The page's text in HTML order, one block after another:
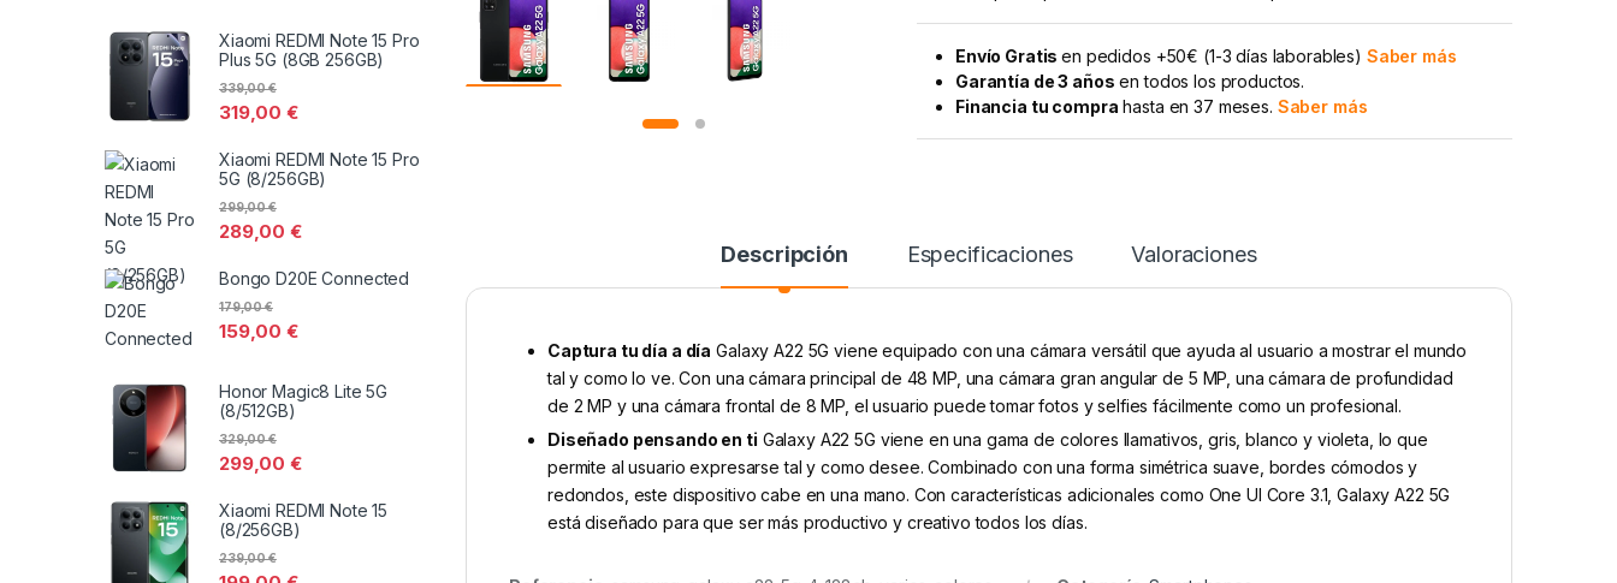
Envío Gratisen pedidos +50€ (1-3 días laborables) Saber más
Garantía de 3 años en todos los productos.
Financia tu compra hasta en 37 meses. Saber más
Descripción Especificaciones Valoraciones
Captura tu día a día Galaxy A22 5G viene equipado con una cámara versátil que ayuda al usuario a mostrar el mundo
tal y como lo ve. Con una cámara principal de 48 MP, una cámara gran angular de 5 MP, una cámara de profundidad
de 2 MP y una cámara frontal de 8 MP, el usuario puede tomar fotos y selfies fácilmente como un profesional.
Diseñado pensando en ti Galaxy A22 5G viene en una gama de colores llamativos, gris, blanco y violeta, lo que
permite al usuario expresarse tal y como desee. Combinado con una forma simétrica suave, bordes cómodos y
redondos, este dispositivo cabe en una mano. Con características adicionales como One UI Core 3.1, Galaxy A22 5G
está diseñado para que ser más productivo y creativo todos los días.
Xiaomi REDMI Note 15 Pro
Plus 5G (8GB 256GB)
319,00€
339,00€
Xiaomi REDMI Note 15 Pro
5G (8/256GB)
289,00€
299,00€
Bongo D20E Connected
159,00€
179,00€
Honor Magic8 Lite 5G
(8/512GB)
299,00€
329,00€
Xiaomi REDMI Note 15
(8/256GB)
239,00€